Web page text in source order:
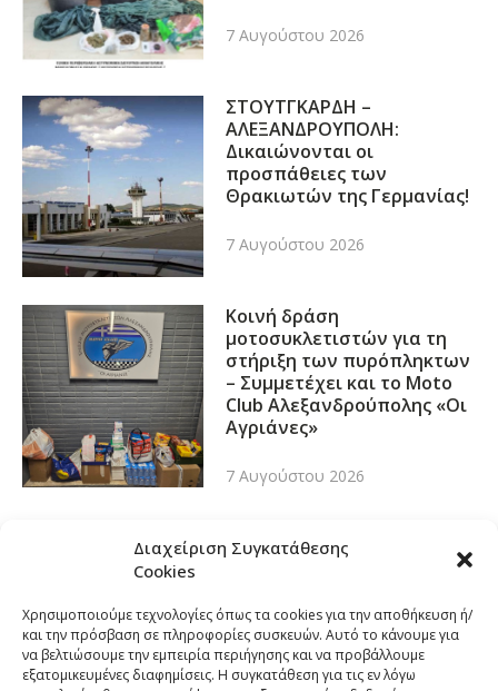
Διαχείριση Συγκατάθεσης
Cookies
Χρησιμοποιούμε τεχνολογίες όπως τα cookies για την αποθήκευση ή/
και την πρόσβαση σε πληροφορίες συσκευών. Αυτό το κάνουμε για
να βελτιώσουμε την εμπειρία περιήγησης και να προβάλλουμε
εξατομικευμένες διαφημίσεις. Η συγκατάθεση για τις εν λόγω
7 Αυγούστου 2026
ΣΤΟΥΤΓΚΑΡΔΗ –
ΑΛΕΞΑΝΔΡΟΥΠΟΛΗ:
Δικαιώνονται οι
προσπάθειες των
Θρακιωτών της Γερμανίας!
7 Αυγούστου 2026
Κοινή δράση
μοτοσυκλετιστών για τη
στήριξη των πυρόπληκτων
– Συμμετέχει και το Moto
Club Αλεξανδρούπολης «Οι
Αγριάνες»
7 Αυγούστου 2026